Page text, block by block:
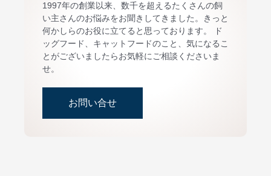
1997年の創業以来、数千を超えるたくさんの飼
い主さんのお悩みをお聞きしてきました。きっと
何かしらのお役に立てると思っております。 ド
ッグフード、キャットフードのこと、気になるこ
とがございましたらお気軽にご相談くださいま
せ。
お問い合せ